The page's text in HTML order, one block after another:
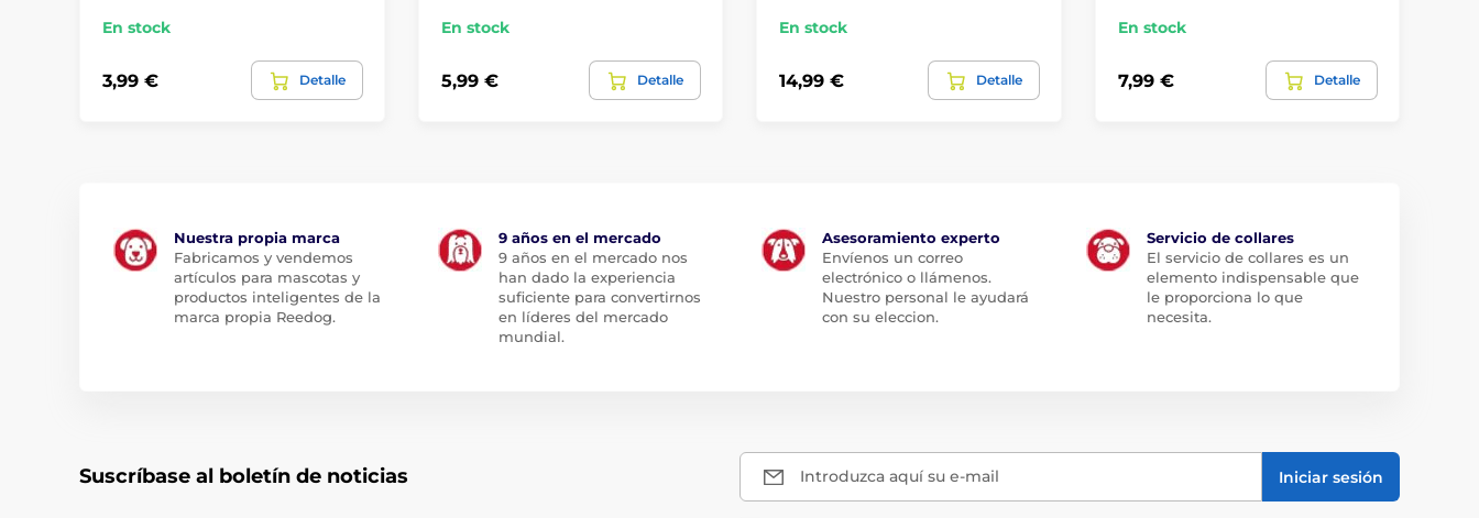
En stock
3,99 € Detalle
En stock
5,99 € Detalle
En stock
14,99 € Detalle
En stock
7,99 € Detalle
Nuestra propia marca
Fabricamos y vendemos
artículos para mascotas y
productos inteligentes de la
marca propia Reedog.
9 años en el mercado
9 años en el mercado nos
han dado la experiencia
suficiente para convertirnos
en líderes del mercado
mundial.
Asesoramiento experto
Envíenos un correo
electrónico o llámenos.
Nuestro personal le ayudará
con su eleccion.
Servicio de collares
El servicio de collares es un
elemento indispensable que
le proporciona lo que
necesita.
Suscríbase al boletín de noticias Introduzca aquí su e-mail Iniciar sesión